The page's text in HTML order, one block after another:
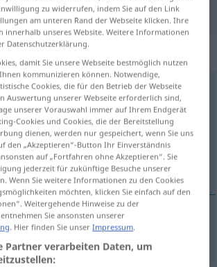
: Adverb
Übersetzungen
Übersetzung anklicken/antippen)
sonderlich
zu widerrufen, indem Sie auf den Link
am unteren Rand der Webseite klicken. Ihre
innerhalb unseres Website. Weitere Informationen
Datenschutzerklärung.
damit Sie unsere Webseite bestmöglich nutzen
kommunizieren können. Notwendige,
Cookies, die für den Betrieb der Webseite
Auswertung unserer Webseite erforderlich sind,
unserer Vorauswahl immer auf Ihrem Endgerät
Cookies und Cookies, die der Bereitstellung
dienen, werden nur gespeichert, wenn Sie uns
den „Akzeptieren“-Button Ihr Einverständnis
auf „Fortfahren ohne Akzeptieren“. Sie
jederzeit für zukünftige Besuche unserer
Wenn Sie weitere Informationen zu den Cookies
möchten, klicken Sie einfach auf den
Weitergehende Hinweise zu der
Sie ansonsten unserer
. Hier finden Sie unserImpressum.
Partner verarbeiten Daten, um